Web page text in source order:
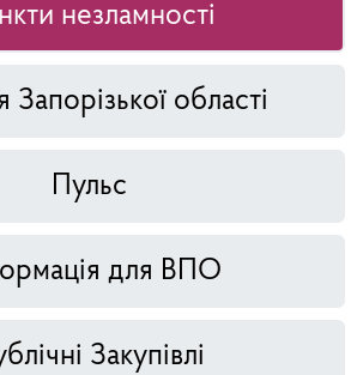
незламності
Запорізької області
Пульс
для ВПО
Закупівлі